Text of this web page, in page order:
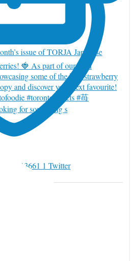
1 Twitter
for something s